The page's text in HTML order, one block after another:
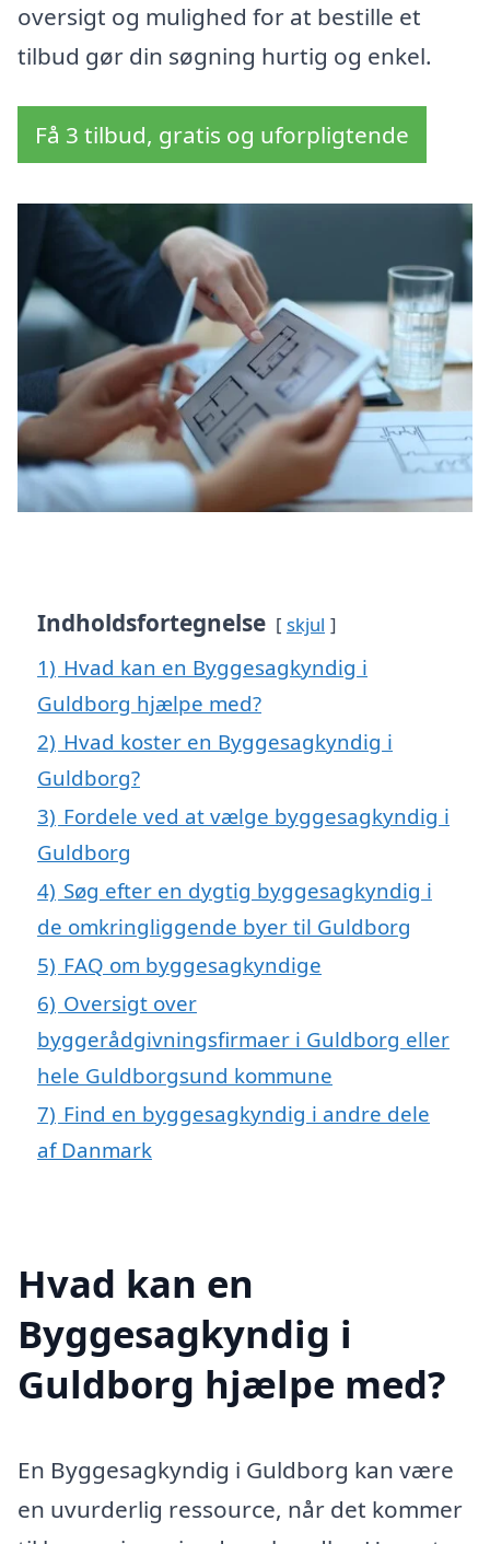
oversigt og mulighed for at bestille et
tilbud gør din søgning hurtig og enkel.
Få 3 tilbud, gratis og uforpligtende
Indholdsfortegnelse skjul
1) Hvad kan en Byggesagkyndig i
Guldborg hjælpe med?
2) Hvad koster en Byggesagkyndig i
Guldborg?
3) Fordele ved at vælge byggesagkyndig i
Guldborg
4) Søg efter en dygtig byggesagkyndig i
de omkringliggende byer til Guldborg
5) FAQ om byggesagkyndige
6) Oversigt over
byggerådgivningsfirmaer i Guldborg eller
hele Guldborgsund kommune
7) Find en byggesagkyndig i andre dele
af Danmark
Hvad kan en
Byggesagkyndig i
Guldborg hjælpe med?
En Byggesagkyndig i Guldborg kan være
en uvurderlig ressource, når det kommer